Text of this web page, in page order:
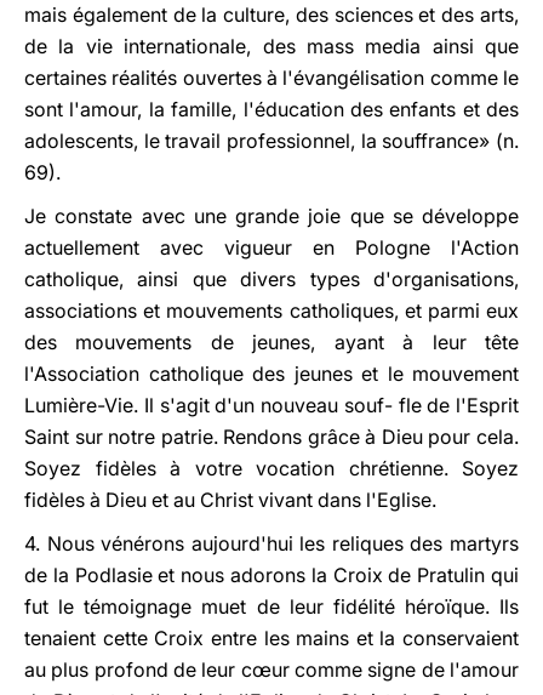
mais également de la culture, des sciences et des arts,
de la vie internationale, des mass media ainsi que
certaines réalités ouvertes à l'évangélisation comme le
sont l'amour, la famille, l'éducation des enfants et des
adolescents, le travail professionnel, la souffrance» (n.
69).
Je constate avec une grande joie que se développe
actuellement avec vigueur en Pologne l'Action
catholique, ainsi que divers types d'organisations,
associations et mouvements catholiques, et parmi eux
des mouvements de jeunes, ayant à leur tête
l'Association catholique des jeunes et le mouvement
Lumière-Vie. Il s'agit d'un nouveau souf- fle de l'Esprit
Saint sur notre patrie. Rendons grâce à Dieu pour cela.
Soyez fidèles à votre vocation chrétienne. Soyez
fidèles à Dieu et au Christ vivant dans l'Eglise.
4. Nous vénérons aujourd'hui les reliques des martyrs
de la Podlasie et nous adorons la Croix de Pratulin qui
fut le témoignage muet de leur fidélité héroïque. Ils
tenaient cette Croix entre les mains et la conservaient
au plus profond de leur cœur comme signe de l'amour